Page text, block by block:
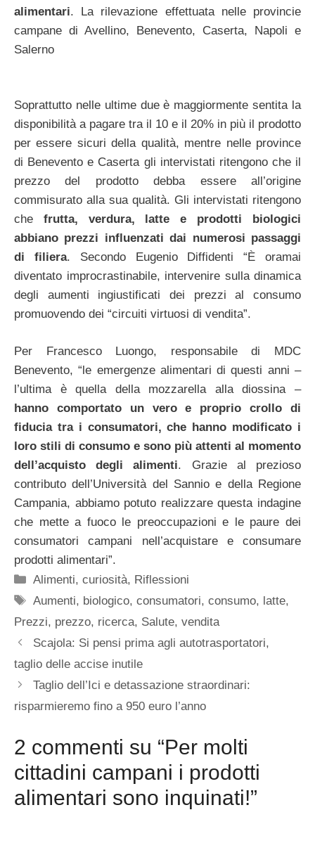
alimentari. La rilevazione effettuata nelle provincie
campane di Avellino, Benevento, Caserta, Napoli e
Salerno
Soprattutto nelle ultime due è maggiormente sentita la
disponibilità a pagare tra il 10 e il 20% in più il prodotto
per essere sicuri della qualità, mentre nelle province
di Benevento e Caserta gli intervistati ritengono che il
prezzo del prodotto debba essere all’origine
commisurato alla sua qualità. Gli intervistati ritengono
che frutta, verdura, latte e prodotti biologici
abbiano prezzi influenzati dai numerosi passaggi
di filiera. Secondo Eugenio Diffidenti “È oramai
diventato improcrastinabile, intervenire sulla dinamica
degli aumenti ingiustificati dei prezzi al consumo
promuovendo dei “circuiti virtuosi di vendita”.
Per Francesco Luongo, responsabile di MDC
Benevento, “le emergenze alimentari di questi anni –
l’ultima è quella della mozzarella alla diossina –
hanno comportato un vero e proprio crollo di
fiducia tra i consumatori, che hanno modificato i
loro stili di consumo e sono più attenti al momento
dell’acquisto degli alimenti. Grazie al prezioso
contributo dell’Università del Sannio e della Regione
Campania, abbiamo potuto realizzare questa indagine
che mette a fuoco le preoccupazioni e le paure dei
consumatori campani nell’acquistare e consumare
prodotti alimentari”.
Categorie
Alimenti,curiosità, Riflessioni
Tag
Aumenti, biologico,consumatori,consumo, latte,
Prezzi, prezzo, ricerca, Salute, vendita
Scajola: Si pensi prima agli autotrasportatori,
taglio delle accise inutile
Taglio dell’Ici e detassazione straordinari:
risparmieremo fino a 950 euro l’anno
2 commenti su “Per molti
cittadini campani i prodotti
alimentari sono inquinati!”